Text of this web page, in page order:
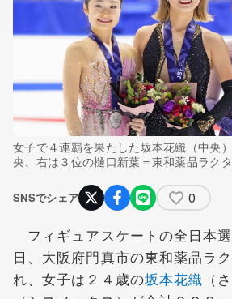
女子で４連覇を果たした坂本花織（中央
央、右は３位の樋口新葉＝東和薬品ラク
SNSでシェア 0
フィギュアスケートの全日本
日、大阪府門真市の東和薬品ラ
れ、女子は２４歳の坂本花織 （